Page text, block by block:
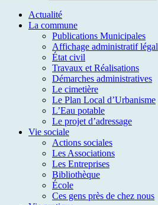
Actualité
La commune
Publications Municipales
Affichage administratif légal
État civil
Travaux et Réalisations
Démarches administratives
Le cimetière
Le Plan Local d’Urbanisme
L’Eau potable
Le projet d’adressage
Vie sociale
Actions sociales
Les Associations
Les Entreprises
Bibliothèque
École
Ces gens près de chez nous